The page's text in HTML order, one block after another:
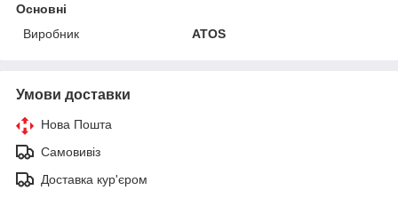
Основні
Виробник
ATOS
Умови доставки
Нова Пошта
Самовивіз
Доставка кур'єром